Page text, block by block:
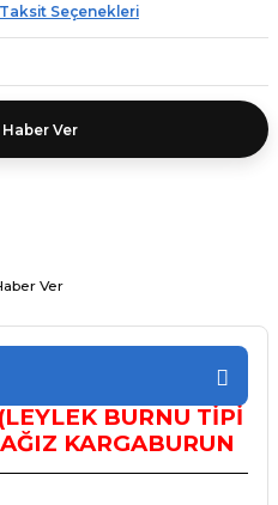
Taksit Seçenekleri
Ver
Ver
BURNU TİPİ
KARGABURUN